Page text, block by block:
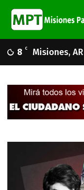
8 C Misiones, AR